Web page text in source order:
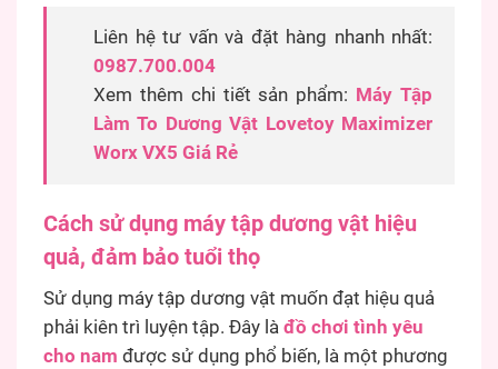
Liên hệ tư vấn và đặt hàng nhanh nhất:
0987.700.004
Xem thêm chi tiết sản phẩm: Máy Tập
Làm To Dương Vật Lovetoy Maximizer
Worx VX5 Giá Rẻ
Cách sử dụng máy tập dương vật hiệu
quả, đảm bảo tuổi thọ
Sử dụng máy tập dương vật muốn đạt hiệu quả
phải kiên trì luyện tập. Đây là đồ chơi tình yêu
cho nam được sử dụng phổ biến, là một phương